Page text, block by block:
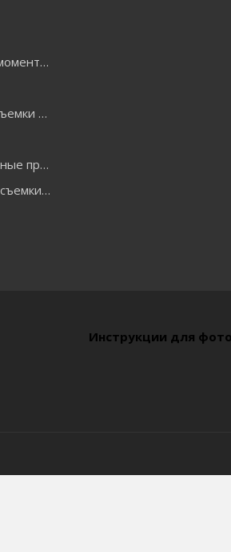
INSTAX Фотокамеры для моментальной печати и аксессуары
Оборудование для фотосъемки GODOX
Оптические наблюдательные приборы
Оборудование для видеосъемки ACCSOON
Инструкции для